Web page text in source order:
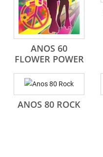
ANOS 60
FLOWER POWER
ANOS 80 ROCK